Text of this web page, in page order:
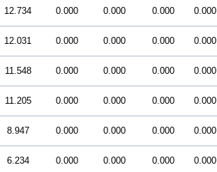
12.734 0.000 0.000 0.000 0.000
12.031 0.000 0.000 0.000 0.000
11.548 0.000 0.000 0.000 0.000
11.205 0.000 0.000 0.000 0.000
8.947 0.000 0.000 0.000 0.000
6.234 0.000 0.000 0.000 0.000